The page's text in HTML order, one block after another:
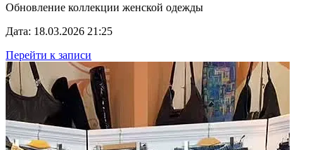
Обновление коллекции женской одежды
Дата: 18.03.2026 21:25
Перейти к записи